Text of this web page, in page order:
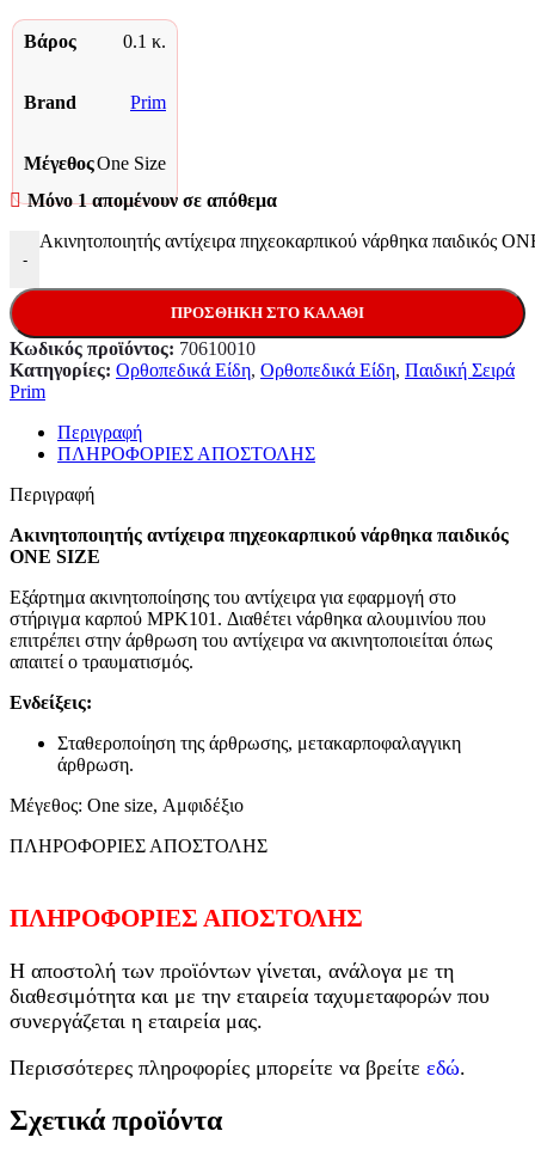
Βάρος 0.1 κ.
Brand Prim
ΜέγεθοςOne Size
Μόνο 1 απομένουν σε απόθεμα
-
Ακινητοποιητής αντίχειρα πηχεοκαρπικού νάρθηκα παιδικός
ΠΡΟΣΘΉΚΗ ΣΤΟ ΚΑΛΆΘΙ
Κωδικός προϊόντος: 70610010
Κατηγορίες: Ορθοπεδικά Είδη, Ορθοπεδικά Είδη, Παιδική Σειρά
Prim
Περιγραφή
ΠΛΗΡΟΦΟΡΙΕΣ ΑΠΟΣΤΟΛΗΣ
Περιγραφή
Ακινητοποιητής αντίχειρα πηχεοκαρπικού νάρθηκα παιδικός
ONE SIZE
Εξάρτημα ακινητοποίησης του αντίχειρα για εφαρμογή στο
στήριγμα καρπού MPK101. Διαθέτει νάρθηκα αλουμινίου που
επιτρέπει στην άρθρωση του αντίχειρα να ακινητοποιείται όπως
απαιτεί ο τραυματισμός.
Ενδείξεις:
Σταθεροποίηση της άρθρωσης, μετακαρποφαλαγγικη
άρθρωση.
Μέγεθος: One size, Αμφιδέξιο
ΠΛΗΡΟΦΟΡΙΕΣ ΑΠΟΣΤΟΛΗΣ
ΠΛΗΡΟΦΟΡΙΕΣ ΑΠΟΣΤΟΛΗΣ
Η αποστολή των προϊόντων γίνεται, ανάλογα με τη
διαθεσιμότητα και με την εταιρεία ταχυμεταφορών που
συνεργάζεται η εταιρεία μας.
Περισσότερες πληροφορίες μπορείτε να βρείτε εδώ.
Σχετικά προϊόντα